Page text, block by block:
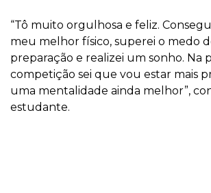
“Tô muito orgulhosa e feliz.
meu melhor físico, superei o medo
preparação e realizei um sonho. Na
competição sei que vou estar mais
uma mentalidade ainda melhor”,
estudante.